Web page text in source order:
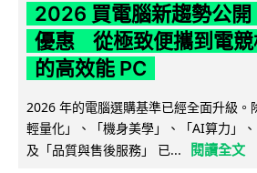
2026 買電腦新趨勢公開
優惠 從極致便攜到電競
的高效能 PC
2026 年的電腦選購基準已經全面升級。
輕量化」、「機身美學」、「AI算力」
及「品質與售後服務」 已...
閱讀全文